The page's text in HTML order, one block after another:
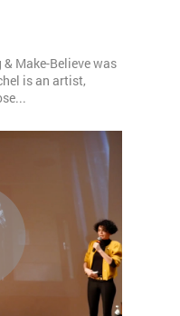
Make-Believe was
is an artist,